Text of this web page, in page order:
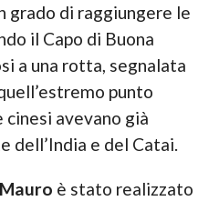
grado di raggiungere le
il Capo di Buona
a una rotta, segnalata
punto
avevano già
dell’India e del Catai.
è stato realizzato